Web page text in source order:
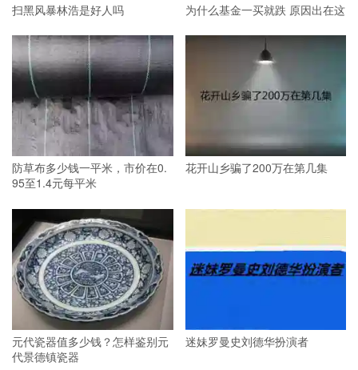
扫黑风暴林浩是好人吗 为什么基金一买就跌 原因出在这
防草布多少钱一平米，市价在0.
95至1.4元每平米
花开山乡骗了200万在第几集
元代瓷器值多少钱？怎样鉴别元
代景德镇瓷器
迷妹罗曼史刘德华扮演者